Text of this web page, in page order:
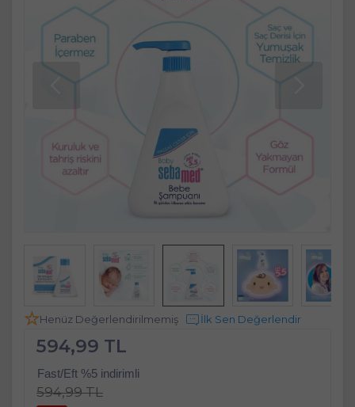
Henüz Değerlendirilmemiş İlk Sen Değerlendir
594,99 TL
Fast/Eft %5 indirimli
594,99 TL